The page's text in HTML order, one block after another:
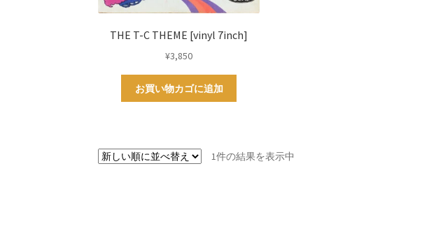
THE T-C THEME [vinyl 7inch]
¥3,850
お買い物カゴに追加
1件の結果を表示中